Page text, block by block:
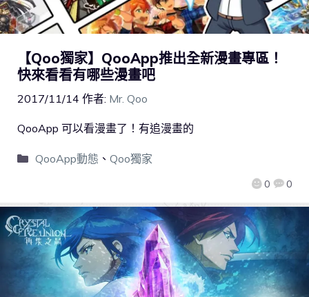
【Qoo獨家】QooApp推出全新漫畫專區！
快來看看有哪些漫畫吧
2017/11/14 作者: Mr. Qoo
0 0
QooApp 可以看漫畫了！有追漫畫的
QooApp動態 、 Qoo獨家